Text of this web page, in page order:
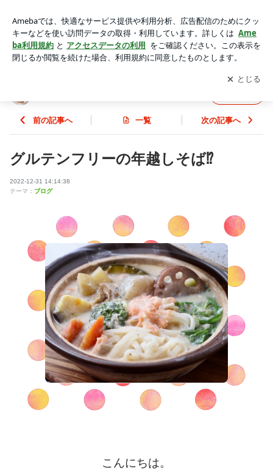
アプリをダウンロードして ブログの更新通知
を受け取りまし
ょう。
開く
前の記事へ 一覧 次の記事へ
グルテンフリーの年越しそば⁉️
2022-12-31 14:14:38
テーマ： ブログ
こんにちは。